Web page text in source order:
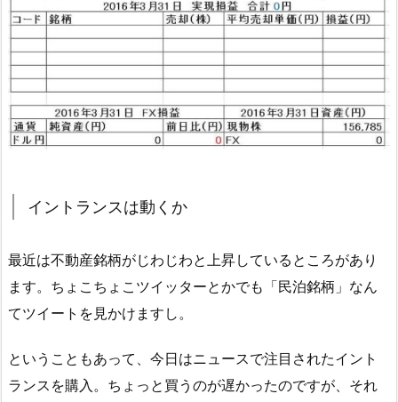
イントランスは動くか
最近は不動産銘柄がじわじわと上昇しているところがあり
ます。ちょこちょこツイッターとかでも「民泊銘柄」なん
てツイートを見かけますし。
ということもあって、今日はニュースで注目されたイント
ランスを購入。ちょっと買うのが遅かったのですが、それ